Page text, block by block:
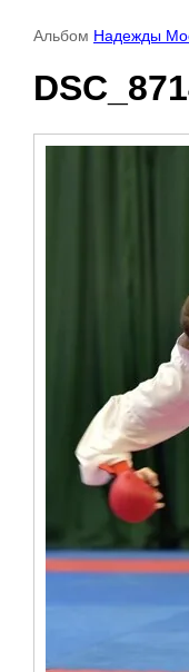
Альбом Надежды